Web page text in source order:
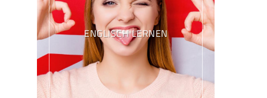
ENGLISCH LERNEN